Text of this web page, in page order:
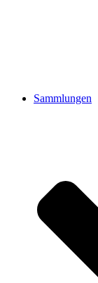
Sammlungen